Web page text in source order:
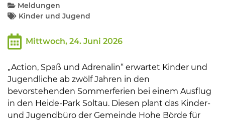
Kommunalpolitik
Bildung und Soziales
Wirtschaft, Bauen, Verkehr
Tourismus, Freizeit, Dorfleben
Meldungen
Kinder und Jugend
Mittwoch, 24. Juni 2026
„Action, Spaß und Adrenalin“ erwartet Kinder und
Jugendliche ab zwölf Jahren in den
bevorstehenden Sommerferien bei einem Ausflug
in den Heide-Park Soltau. Diesen plant das Kinder-
und Jugendbüro der Gemeinde Hohe Börde für